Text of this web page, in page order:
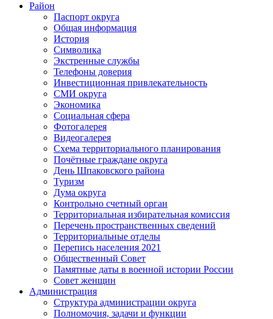
Район
Паспорт округа
Общая информация
История
Символика
Экстренные службы
Телефоны доверия
Инвестиционная привлекательность
СМИ округа
Экономика
Социальная сфера
Фотогалерея
Видеогалерея
Схема территориального планирования
Почётные граждане округа
День Шпаковского района
Туризм
Дума округа
Контрольно счетный орган
Территориальная избирательная комиссия
Перечень пространственных сведений
Территориальные отделы
Перепись населения 2021
Общественный Совет
Памятные даты в военной истории России
Совет женщин
Администрация
Структура администрации округа
Полномочия, задачи и функции